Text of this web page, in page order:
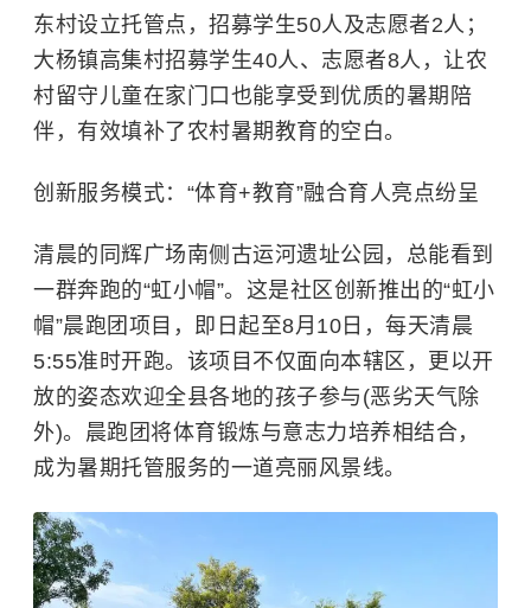
东村设立托管点，招募学生50人及志愿者2人；
大杨镇高集村招募学生40人、志愿者8人，让农
村留守儿童在家门口也能享受到优质的暑期陪
伴，有效填补了农村暑期教育的空白。
创新服务模式：“体育+教育”融合育人亮点纷呈
清晨的同辉广场南侧古运河遗址公园，总能看到
一群奔跑的“虹小帽”。这是社区创新推出的“虹小
帽”晨跑团项目，即日起至8月10日，每天清晨
5:55准时开跑。该项目不仅面向本辖区，更以开
放的姿态欢迎全县各地的孩子参与(恶劣天气除
外)。晨跑团将体育锻炼与意志力培养相结合，
成为暑期托管服务的一道亮丽风景线。